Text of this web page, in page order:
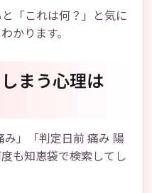
「これは何？」と気に
かります。
まう心理は
み」「判定日前 痛み 陽
も知恵袋で検索してし